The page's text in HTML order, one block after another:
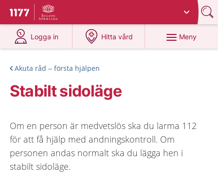
Till startsidan för 1177
Du har valt region
Logga in
på 1177.se
Hitta vård
på 1177.se
Meny
Akuta råd – första hjälpen
Stabilt sidoläge
Om en person är medvetslös ska du larma 112
för att få hjälp med andningskontroll. Om
personen andas normalt ska du lägga hen i
stabilt sidoläge.